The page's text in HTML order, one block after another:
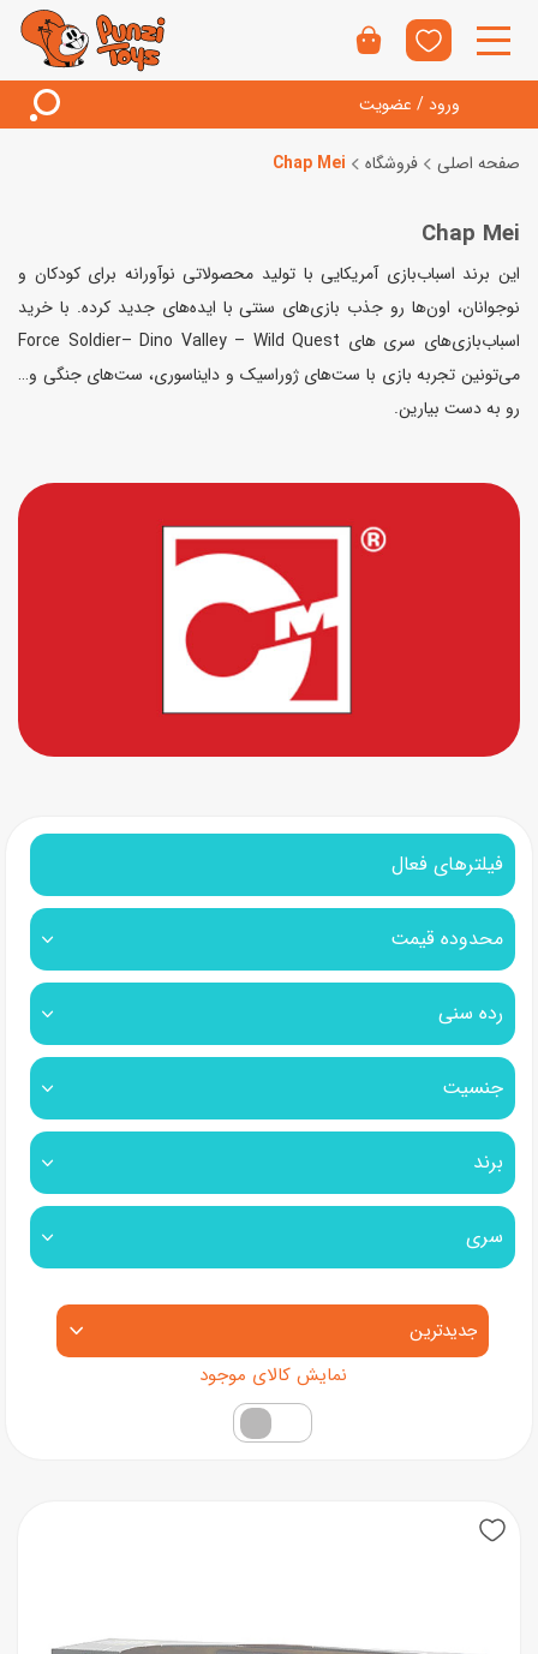
ورود / عضویت
صفحه اصلی فروشگاه Chap Mei
Chap Mei
این برند اسباب‌بازی آمریکایی با تولید محصولاتی نوآورانه برای کودکان و
نوجوانان، اون‌ها رو جذب بازی‌های سنتی با ایده‌های جدید کرده. با خرید
اسباب‌بازی‌های سری های Force Soldier– Dino Valley – Wild Quest
می‌تونین تجربه بازی با ست‌های ژوراسیک و دایناسوری، ست‌های جنگی و…
رو به دست بیارین.
فیلترهای فعال
محدوده قیمت
رده سنی
جنسیت
برند
سری
مرتب‌سازی محصولات